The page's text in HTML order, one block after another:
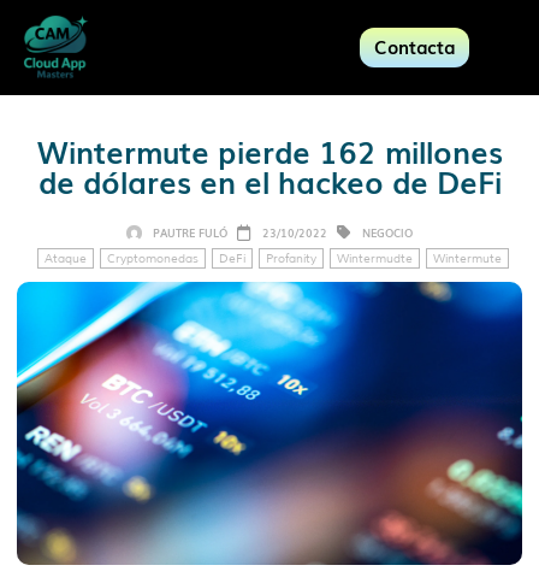
Contacta
Wintermute pierde 162 millones
de dólares en el hackeo de DeFi
PAUTRE FULÓ 23/10/2022 NEGOCIO
Ataque Cryptomonedas DeFi Profanity Wintermudte Wintermute